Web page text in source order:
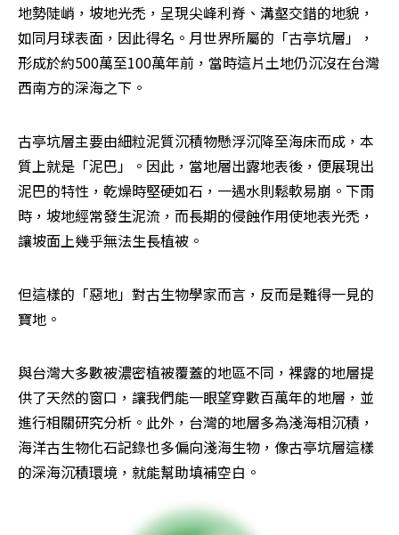
地勢陡峭，坡地光禿，呈現尖峰利脊、溝壑交錯的地貌，
如同月球表面，因此得名。月世界所屬的「古亭坑層」，
形成於約500萬至100萬年前，當時這片土地仍沉沒在台灣
西南方的深海之下。
古亭坑層主要由細粒泥質沉積物懸浮沉降至海床而成，本
質上就是「泥巴」。因此，當地層出露地表後，便展現出
泥巴的特性，乾燥時堅硬如石，一遇水則鬆軟易崩。下雨
時，坡地經常發生泥流，而長期的侵蝕作用使地表光禿，
讓坡面上幾乎無法生長植被。
但這樣的「惡地」對古生物學家而言，反而是難得一見的
寶地。
與台灣大多數被濃密植被覆蓋的地區不同，裸露的地層提
供了天然的窗口，讓我們能一眼望穿數百萬年的地層，並
進行相關研究分析。此外，台灣的地層多為淺海相沉積，
海洋古生物化石記錄也多偏向淺海生物，像古亭坑層這樣
的深海沉積環境，就能幫助填補空白。